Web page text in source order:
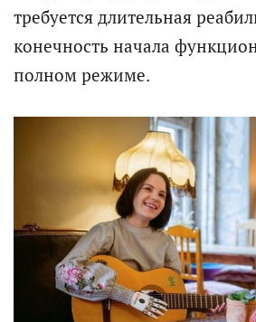
требуется длительная
конечность начала
полном режиме.